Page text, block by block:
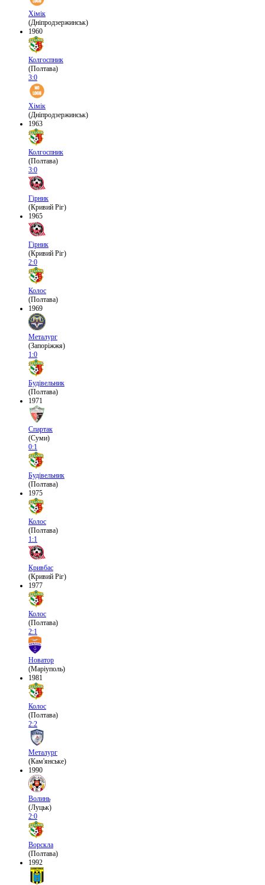
Хімік
(Дніпродзержинськ)
1960
Колгоспник
(Полтава)
3:0
Хімік
(Дніпродзержинськ)
1963
Колгоспник
(Полтава)
3:0
Гірник
(Кривий Ріг)
1965
Гірник
(Кривий Ріг)
2:0
Колос
(Полтава)
1969
Металург
(Запоріжжя)
1:0
Будівельник
(Полтава)
1971
Спартак
(Суми)
0:1
Будівельник
(Полтава)
1975
Колос
(Полтава)
1:1
Кривбас
(Кривий Ріг)
1977
Колос
(Полтава)
2:1
Новатор
(Маріуполь)
1981
Колос
(Полтава)
2:2
Металург
(Кам'янське)
1990
Волинь
(Луцьк)
2:0
Ворскла
(Полтава)
1992